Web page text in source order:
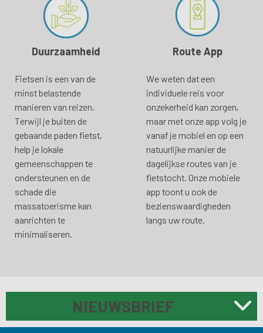
Duurzaamheid
Fietsen is een van de
minst belastende
manieren van reizen.
Terwijl je buiten de
gebaande paden fietst,
help je lokale
gemeenschappen te
ondersteunen en de
schade die
massatoerisme kan
aanrichten te
minimaliseren.
Route App
We weten dat een
individuele reis voor
onzekerheid kan zorgen,
maar met onze app volg je
vanaf je mobiel en op een
natuurlijke manier de
dagelijkse routes van je
fietstocht. Onze mobiele
app toont u ook de
bezienswaardigheden
langs uw route.
NIEUWSBRIEF